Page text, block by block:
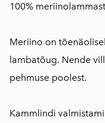
100%
Meriino on
lambatõug. Nende
pehmuse poolest.
Kammlindi